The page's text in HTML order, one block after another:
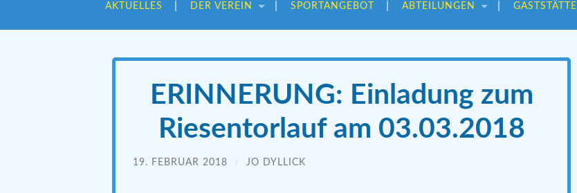
AKTUELLES DER VEREIN SPORTANGEBOT ABTEILUNGEN GASTSTÄTTE
ERINNERUNG: Einladung zum
Riesentorlauf am 03.03.2018
19. FEBRUAR 2018 / JO DYLLICK